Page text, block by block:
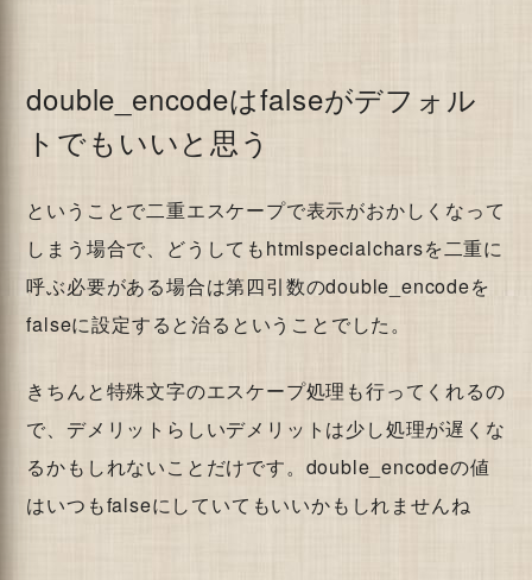
double_encodeはfalseがデフォル
トでもいいと思う
ということで二重エスケープで表示がおかしくなって
しまう場合で、どうしてもhtmlspecialcharsを二重に
呼ぶ必要がある場合は第四引数のdouble_encodeを
falseに設定すると治るということでした。
きちんと特殊文字のエスケープ処理も行ってくれるの
で、デメリットらしいデメリットは少し処理が遅くな
るかもしれないことだけです。double_encodeの値
はいつもfalseにしていてもいいかもしれませんね